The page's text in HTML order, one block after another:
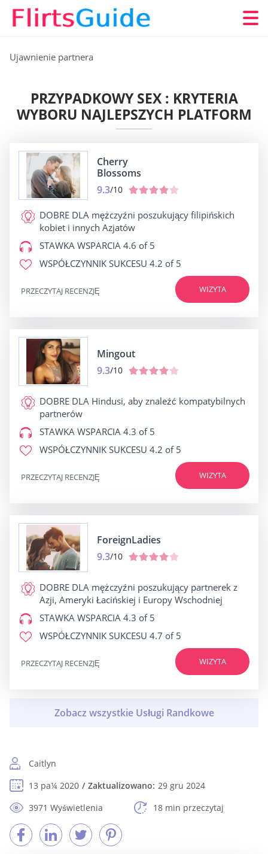
Ujawnienie partnera
PRZYPADKOWY SEX : KRYTERIA
WYBORU NAJLEPSZYCH PLATFORM
Cherry
Blossoms
9.3/10
DOBRE DLA mężczyźni poszukujący filipińskich
kobiet i innych Azjatów
STAWKA WSPARCIA 4.6 of 5
WSPÓŁCZYNNIK SUKCESU 4.2 of 5
WIZYTA
PRZECZYTAJ RECENZJĘ
Mingout
9.3/10
DOBRE DLA Hindusi, aby znaleźć kompatybilnych
partnerów
STAWKA WSPARCIA 4.3 of 5
WSPÓŁCZYNNIK SUKCESU 4.2 of 5
WIZYTA
PRZECZYTAJ RECENZJĘ
ForeignLadies
9.3/10
DOBRE DLA mężczyźni poszukujący partnerek z
Azji, Ameryki Łacińskiej i Europy Wschodniej
STAWKA WSPARCIA 4.3 of 5
WSPÓŁCZYNNIK SUKCESU 4.7 of 5
WIZYTA
PRZECZYTAJ RECENZJĘ
Caitlyn
13 pa¼ 2020
Zaktualizowano: 29 gru 2024
3971 Wyświetlenia
18 min przeczytaj